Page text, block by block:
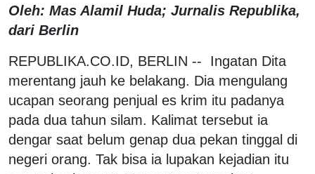
Oleh: Mas Alamil Huda; Jurnalis Republika,
dari Berlin
REPUBLIKA.CO.ID, BERLIN -- Ingatan Dita
merentang jauh ke belakang. Dia mengulang
ucapan seorang penjual es krim itu padanya
pada dua tahun silam. Kalimat tersebut ia
dengar saat belum genap dua pekan tinggal di
negeri orang. Tak bisa ia lupakan kejadian itu